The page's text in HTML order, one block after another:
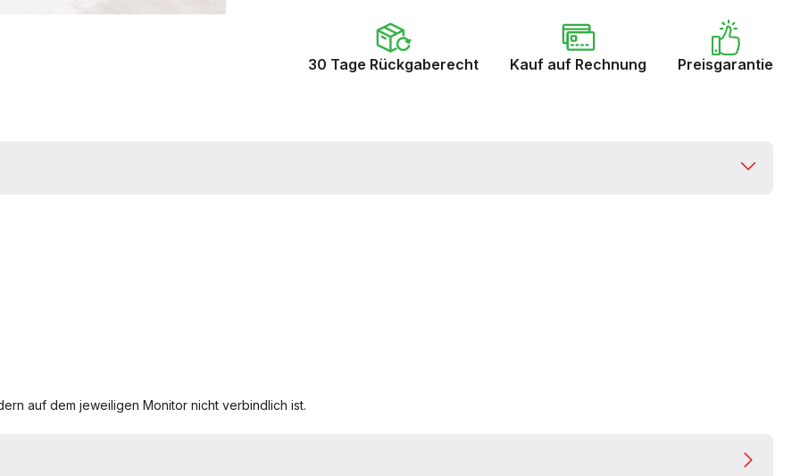
30 Tage Rückgaberecht Kauf auf Rechnung Preisgarantie
auf dem jeweiligen Monitor nicht verbindlich ist.